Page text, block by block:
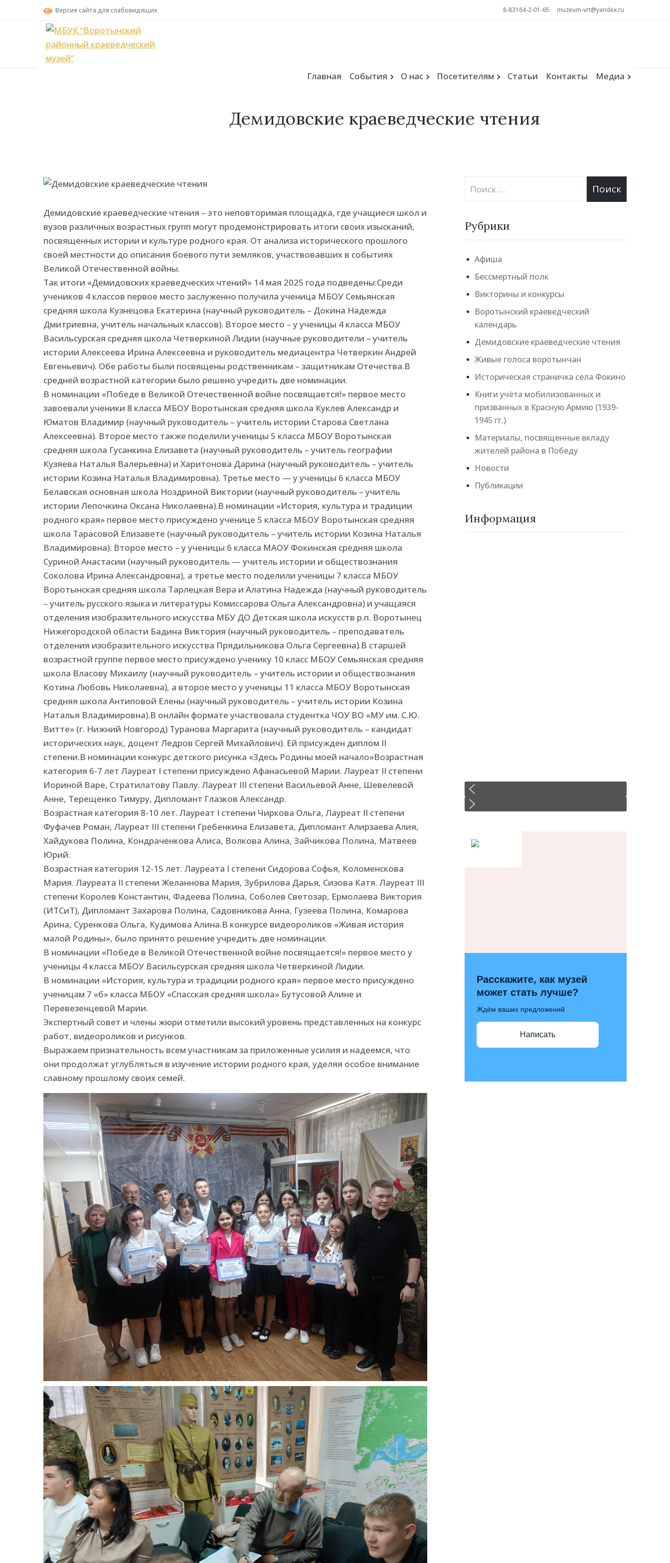
Версия сайта для слабовидящих 8-83164-2-01-65 muzeum-vrt@yandex.ru
Главная События О нас Посетителям Статьи Контакты Медиа
Демидовские краеведческие чтения
Демидовские краеведческие чтения – это неповторимая площадка, где учащиеся школ и
вузов различных возрастных групп могут продемонстрировать итоги своих изысканий,
посвященных истории и культуре родного края. От анализа исторического прошлого
своей местности до описания боевого пути земляков, участвовавших в событиях
Великой Отечественной войны.
Так итоги «Демидовских краеведческих чтений» 14 мая 2025 года подведены:Среди
учеников 4 классов первое место заслуженно получила ученица МБОУ Семьянская
средняя школа Кузнецова Екатерина (научный руководитель – Докина Надежда
Дмитриевна, учитель начальных классов). Второе место – у ученицы 4 класса МБОУ
Васильсурская средняя школа Четверкиной Лидии (научные руководители – учитель
истории Алексеева Ирина Алексеевна и руководитель медиацентра Четверкин Андрей
Евгеньевич). Обе работы были посвящены родственникам – защитникам Отечества.В
средней возрастной категории было решено учредить две номинации.
В номинации «Победе в Великой Отечественной войне посвящается!» первое место
завоевали ученики 8 класса МБОУ Воротынская средняя школа Куклев Александр и
Юматов Владимир (научный руководитель – учитель истории Старова Светлана
Алексеевна). Второе место также поделили ученицы 5 класса МБОУ Воротынская
средняя школа Гусанкина Елизавета (научный руководитель – учитель географии
Кузяева Наталья Валерьевна) и Харитонова Дарина (научный руководитель – учитель
истории Козина Наталья Владимировна). Третье место — у ученицы 6 класса МБОУ
Белавская основная школа Ноздриной Виктории (научный руководитель – учитель
истории Лепочкина Оксана Николаевна).В номинации «История, культура и традиции
родного края» первое место присуждено ученице 5 класса МБОУ Воротынская средняя
школа Тарасовой Елизавете (научный руководитель – учитель истории Козина Наталья
Владимировна). Второе место – у ученицы 6 класса МАОУ Фокинская средняя школа
Суриной Анастасии (научный руководитель — учитель истории и обществознания
Соколова Ирина Александровна), а третье место поделили ученицы 7 класса МБОУ
Воротынская средняя школа Тарлецкая Вера и Алатина Надежда (научный руководитель
– учитель русского языка и литературы Комиссарова Ольга Александровна) и учащаяся
отделения изобразительного искусства МБУ ДО Детская школа искусств р.п. Воротынец
Нижегородской области Бадина Виктория (научный руководитель – преподаватель
отделения изобразительного искусства Прядильникова Ольга Сергеевна).В старшей
возрастной группе первое место присуждено ученику 10 класс МБОУ Семьянская средняя
школа Власову Михаилу (научный руководитель – учитель истории и обществознания
Котина Любовь Николаевна), а второе место у ученицы 11 класса МБОУ Воротынская
средняя школа Антиповой Елены (научный руководитель – учитель истории Козина
Наталья Владимировна).В онлайн формате участвовала студентка ЧОУ ВО «МУ им. С.Ю.
Витте» (г. Нижний Новгород) Туранова Маргарита (научный руководитель – кандидат
исторических наук, доцент Ледров Сергей Михайлович). Ей присужден диплом II
степени.В номинации конкурс детского рисунка «Здесь Родины моей начало»Возрастная
категория 6-7 лет Лауреат I степени присуждено Афанасьевой Марии. Лауреат II степени
Иориной Варе, Стратилатову Павлу. Лауреат III степени Васильевой Анне, Шевелевой
Анне, Терещенко Тимуру, Дипломант Глазков Александр.
Возрастная категория 8-10 лет. Лауреат I степени Чиркова Ольга, Лауреат II степени
Фуфачев Роман, Лауреат III степени Гребенкина Елизавета, Дипломант Алирзаева Алия,
Хайдукова Полина, Кондраченкова Алиса, Волкова Алина, Зайчикова Полина, Матвеев
Юрий.
Возрастная категория 12-15 лет. Лауреата I степени Сидорова Софья, Коломенскова
Мария. Лауреата II степени Желаннова Мария, Зубрилова Дарья, Сизова Катя. Лауреат III
степени Королев Константин, Фадеева Полина, Соболев Светозар, Ермолаева Виктория
(ИТСиТ), Дипломант Захарова Полина, Садовникова Анна, Гузеева Полина, Комарова
Арина, Суренкова Ольга, Кудимова Алина.В конкурсе видеороликов «Живая история
малой Родины», было принято решение учредить две номинации.
В номинации «Победе в Великой Отечественной войне посвящается!» первое место у
ученицы 4 класса МБОУ Васильсурская средняя школа Четверкиной Лидии.
В номинации «История, культура и традиции родного края» первое место присуждено
ученицам 7 «б» класса МБОУ «Спасская средняя школа» Бутусовой Алине и
Перевезенцевой Марии.
Экспертный совет и члены жюри отметили высокий уровень представленных на конкурс
работ, видеороликов и рисунков.
Выражаем признательность всем участникам за приложенные усилия и надеемся, что
они продолжат углубляться в изучение истории родного края, уделяя особое внимание
славному прошлому своих семей.
Рубрики
Афиша
Бессмертный полк
Викторины и конкурсы
Воротынский краеведческий
календарь
Демидовские краеведческие чтения
Живые голоса воротынчан
Историческая страничка села Фокино
Книги учёта мобилизованных и
призванных в Красную Армию (1939-
1945 гг.)
Материалы, посвященные вкладу
жителей района в Победу
Новости
Публикации
Информация
Расскажите, как музей
может стать лучше?
Ждём ваших предложений
Написать